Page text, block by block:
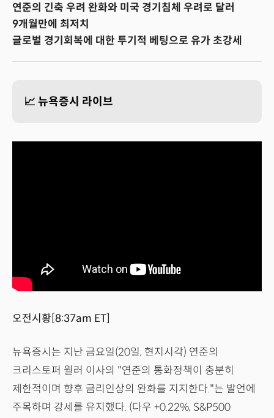
연준의 긴축 우려 완화와 미국 경기침체 우려로 달러
9개월만에 최저치
글로벌 경기회복에 대한 투기적 베팅으로 유가 초강세
📈 뉴욕증시 라이브
오전시황[8:37am ET]
뉴욕증시는 지난 금요일(20일, 현지시각) 연준의
크리스토퍼 월러 이사의 "연준의 통화정책이 충분히
제한적이며 향후 금리인상의 완화를 지지한다."는 발언에
주목하며 강세를 유지했다. (다우 +0.22%, S&P500